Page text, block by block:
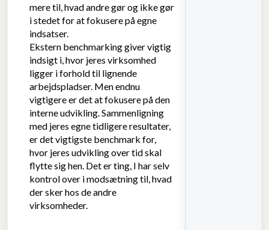
mere til, hvad andre gør og ikke gør
i stedet for at fokusere på egne
indsatser.
Ekstern benchmarking giver vigtig
indsigt i, hvor jeres virksomhed
ligger i forhold til lignende
arbejdspladser. Men endnu
vigtigere er det at fokusere på den
interne udvikling. Sammenligning
med jeres egne tidligere resultater,
er det vigtigste benchmark for,
hvor jeres udvikling over tid skal
flytte sig hen. Det er ting, I har selv
kontrol over i modsætning til, hvad
der sker hos de andre
virksomheder.